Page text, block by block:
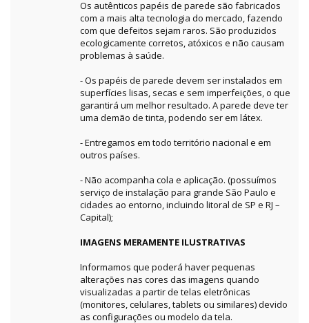
Os autênticos papéis de parede são fabricados
com a mais alta tecnologia do mercado, fazendo
com que defeitos sejam raros. São produzidos
ecologicamente corretos, atóxicos e não causam
problemas à saúde.
- Os papéis de parede devem ser instalados em
superfícies lisas, secas e sem imperfeições, o que
garantirá um melhor resultado. A parede deve ter
uma demão de tinta, podendo ser em látex.
- Entregamos em todo território nacional e em
outros países.
- Não acompanha cola e aplicação. (possuímos
serviço de instalação para grande São Paulo e
cidades ao entorno, incluindo litoral de SP e RJ –
Capital);
IMAGENS MERAMENTE ILUSTRATIVAS
Informamos que poderá haver pequenas
alterações nas cores das imagens quando
visualizadas a partir de telas eletrônicas
(monitores, celulares, tablets ou similares) devido
as configurações ou modelo da tela.